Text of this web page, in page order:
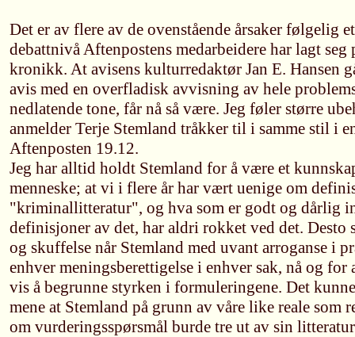
Det er av flere av de ovenstående årsaker følgelig
debattnivå Aftenpostens medarbeidere har lagt
kronikk. At avisens kulturredaktør Jan E. Hansen
avis med en overfladisk avvisning av hele
nedlatende tone, får nå så være. Jeg føler større
anmelder Terje Stemland tråkker til i samme stil i
Aftenposten 19.12.
Jeg har alltid holdt Stemland for å være et
menneske; at vi i flere år har vært uenige om
"kriminallitteratur", og hva som er godt og dårlig
definisjoner av det, har aldri rokket ved det.
og skuffelse når Stemland med uvant arroganse i
enhver meningsberettigelse i enhver sak, nå og
vis å begrunne styrken i formuleringene. Det
mene at Stemland på grunn av våre like reale som
om vurderingsspørsmål burde tre ut av sin